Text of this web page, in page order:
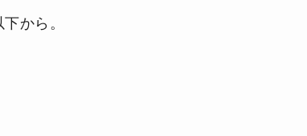
から。